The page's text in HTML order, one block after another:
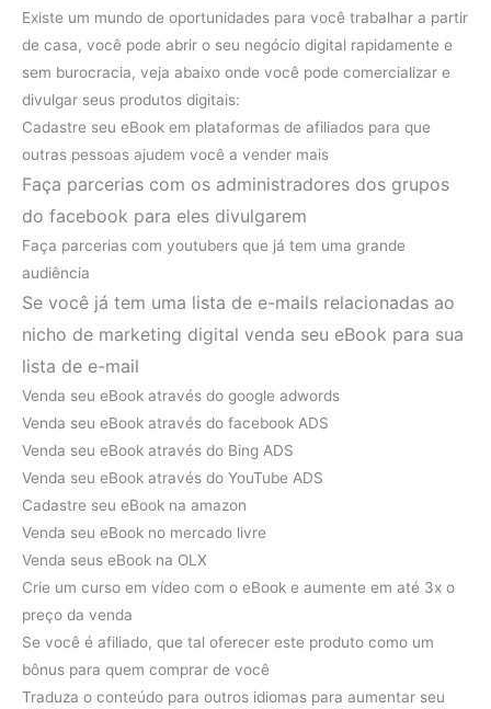
Existe um mundo de oportunidades para você trabalhar a partir
de casa, você pode abrir o seu negócio digital rapidamente e
sem burocracia, veja abaixo onde você pode comercializar e
divulgar seus produtos digitais:
Cadastre seu eBook em plataformas de afiliados para que
outras pessoas ajudem você a vender mais
Faça parcerias com os administradores dos grupos
do facebook para eles divulgarem
Faça parcerias com youtubers que já tem uma grande
audiência
Se você já tem uma lista de e-mails relacionadas ao
nicho de marketing digital venda seu eBook para sua
lista de e-mail
Venda seu eBook através do google adwords
Venda seu eBook através do facebook ADS
Venda seu eBook através do Bing ADS
Venda seu eBook através do YouTube ADS
Cadastre seu eBook na amazon
Venda seu eBook no mercado livre
Venda seus eBook na OLX
Crie um curso em vídeo com o eBook e aumente em até 3x o
preço da venda
Se você é afiliado, que tal oferecer este produto como um
bônus para quem comprar de você
Traduza o conteúdo para outros idiomas para aumentar seu